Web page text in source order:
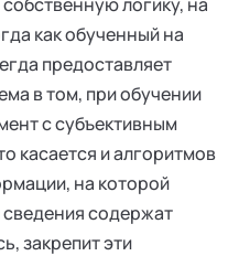
как обученный на
предоставляет
в том, при обучении
с субъективным
касается и алгоритмов
на которой
содержат
закрепит эти